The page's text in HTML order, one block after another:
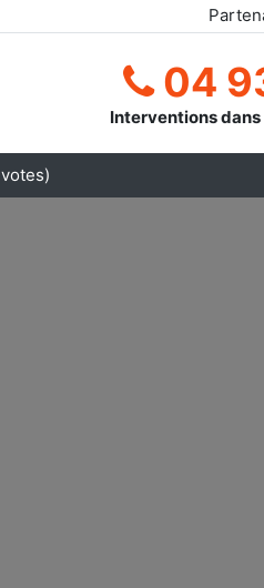
04
Interventions
votes)